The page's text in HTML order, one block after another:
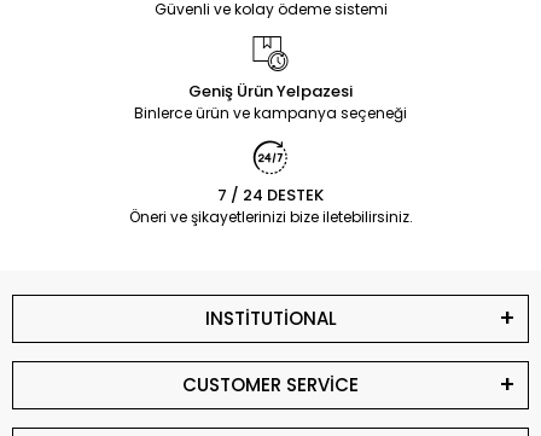
Güvenli ve kolay ödeme sistemi
Geniş Ürün Yelpazesi
Binlerce ürün ve kampanya seçeneği
7 / 24 DESTEK
Öneri ve şikayetlerinizi bize iletebilirsiniz.
INSTİTUTİONAL
CUSTOMER SERVİCE